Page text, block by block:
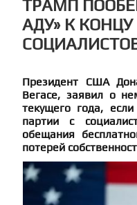
ТРАМП
АДУ» К
Президент США
Вегасе, заявил о
текущего года,
партии с
обещания
потерей